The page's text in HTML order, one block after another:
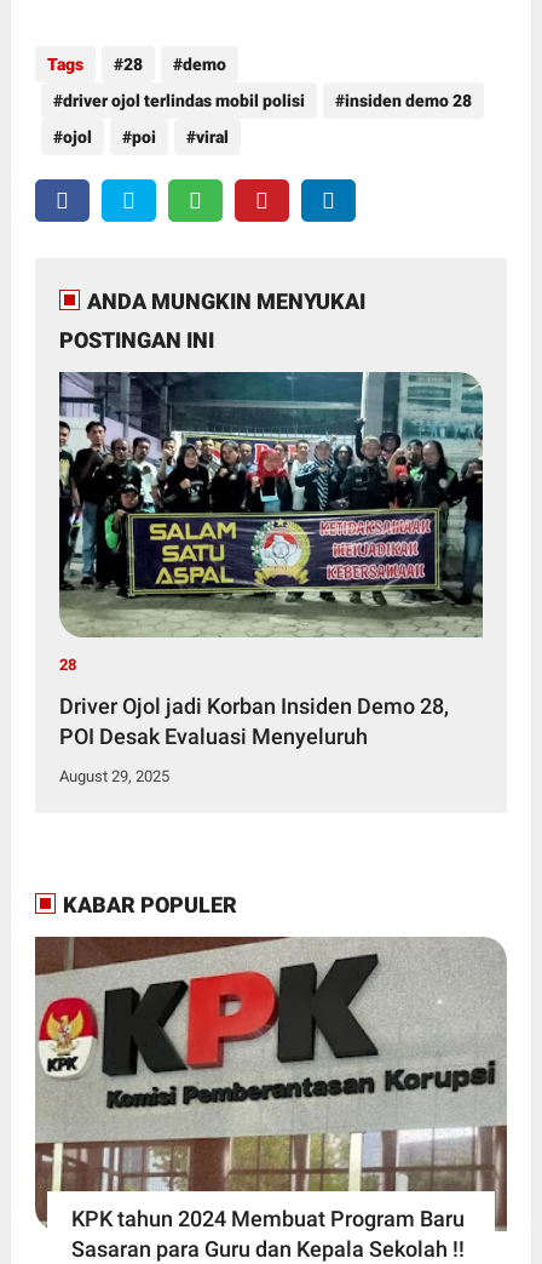
Tags 28
demo
driver ojol terlindas mobil polisi
insiden demo 28
ojol
poi viral
ANDA MUNGKIN MENYUKAI
POSTINGAN INI
28
Driver Ojol jadi Korban Insiden Demo 28,
POI Desak Evaluasi Menyeluruh
August 29, 2025
KABAR POPULER
KPK tahun 2024 Membuat Program Baru
Sasaran para Guru dan Kepala Sekolah !!